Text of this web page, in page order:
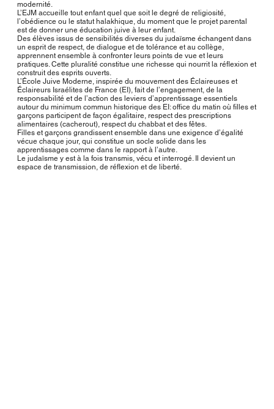
modernité.
L’EJM accueille tout enfant quel que soit le degré de religiosité,
l’obédience ou le statut halakhique, du moment que le projet parental
est de donner une éducation juive à leur enfant.
Des élèves issus de sensibilités diverses du judaïsme échangent dans
un esprit de respect, de dialogue et de tolérance et au collège,
apprennent ensemble à confronter leurs points de vue et leurs
pratiques. Cette pluralité constitue une richesse qui nourrit la réflexion et
construit des esprits ouverts.
L’École Juive Moderne, inspirée du mouvement des Éclaireuses et
Éclaireurs Israélites de France (EI), fait de l’engagement, de la
responsabilité et de l’action des leviers d’apprentissage essentiels
autour du minimum commun historique des EI: office du matin où filles et
garçons participent de façon égalitaire, respect des prescriptions
alimentaires (cacherout), respect du chabbat et des fêtes.
Filles et garçons grandissent ensemble dans une exigence d’égalité
vécue chaque jour, qui constitue un socle solide dans les
apprentissages comme dans le rapport à l’autre.
Le judaïsme y est à la fois transmis, vécu et interrogé. Il devient un
espace de transmission, de réflexion et de liberté.